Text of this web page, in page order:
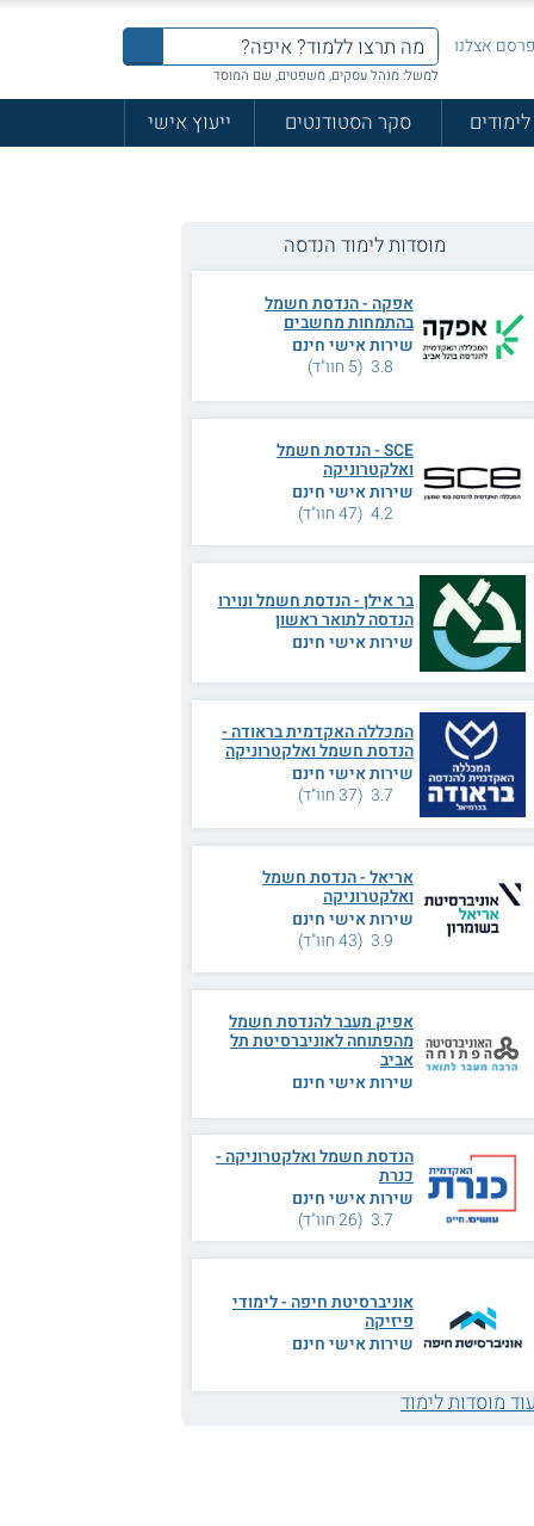
אצלנו
למשל: מנהל עסקים, משפטים, שם המוסד
סקר הסטודנטים ייעוץ אישי
מוסדות לימוד הנדסה
אפקה - הנדסת חשמל
בהתמחות מחשבים
שירות אישי חינם
3.8 (5 חוו"ד)
SCE - הנדסת חשמל
ואלקטרוניקה
שירות אישי חינם
4.2 (47 חוו"ד)
בר אילן - הנדסת חשמל ונוירו
הנדסה לתואר ראשון
שירות אישי חינם
המכללה האקדמית בראודה -
הנדסת חשמל ואלקטרוניקה
שירות אישי חינם
3.7 (37 חוו"ד)
אריאל - הנדסת חשמל
ואלקטרוניקה
שירות אישי חינם
3.9 (43 חוו"ד)
אפיק מעבר להנדסת חשמל
מהפתוחה לאוניברסיטת תל
אביב
שירות אישי חינם
הנדסת חשמל ואלקטרוניקה -
כנרת
שירות אישי חינם
3.7 (26 חוו"ד)
אוניברסיטת חיפה - לימודי
פיזיקה
שירות אישי חינם
מוסדות לימוד